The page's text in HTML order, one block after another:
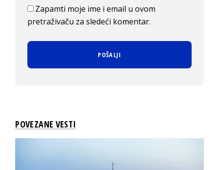
Zapamti moje ime i email u ovom
pretraživaču za sledeći komentar.
POVEZANE VESTI